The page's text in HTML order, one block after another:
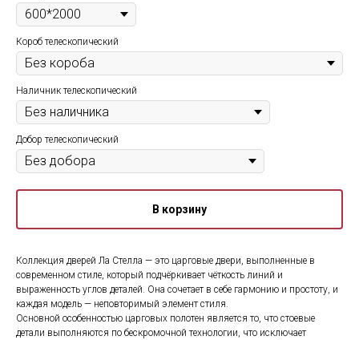
Короб телескопический
Наличник телескопический
Добор телескопический
В корзину
Коллекция дверей Ла Стелла — это царговые двери, выполненные в
современном стиле, который подчёркивает чёткость линий и
выраженность углов деталей. Она сочетает в себе гармонию и простоту, и
каждая модель — неповторимый элемент стиля.
Основной особенностью царговых полотен является то, что стоевые
детали выполняются по бескромочной технологии, что исключает